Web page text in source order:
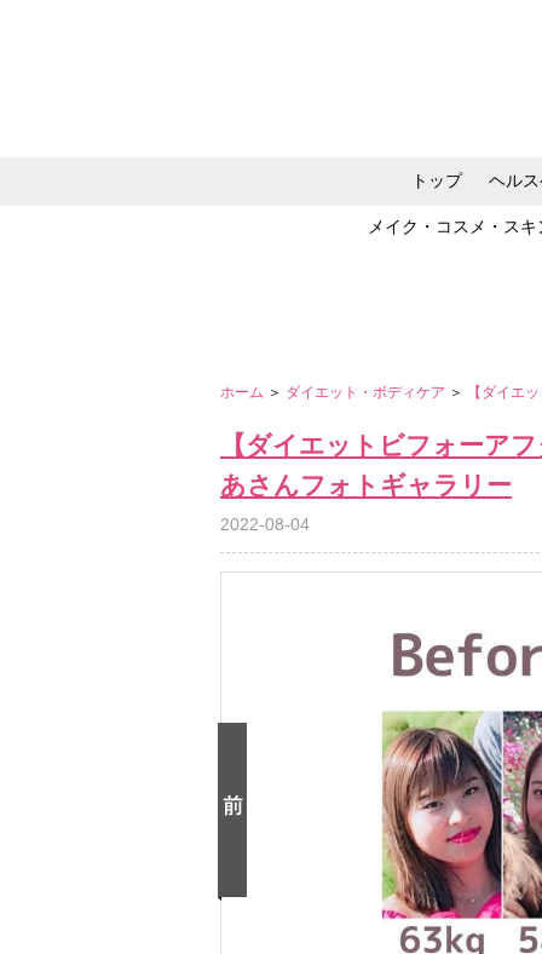
トップ ヘル
メイク・コスメ・ス
ホーム ＞ ダイエット・ボディケア ＞ 【ダイエ
【ダイエットビフォーア
あさんフォトギャラリー
2022-08-04